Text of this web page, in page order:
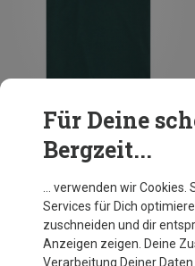
Bavarian Caps
Kinder Breze T-Shirt
104|98 110|116
122|128
152|164
Für Deine
Bergzeit...
… verwenden wir Cookies.
Services für Dich
zuschneiden und dir
Anzeigen zeigen. Deine
Verarbeitung Deiner Daten